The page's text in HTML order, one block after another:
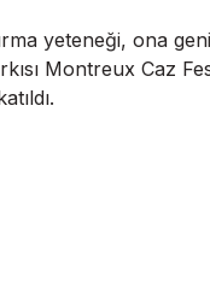
yeteneği, ona
Montreux Caz